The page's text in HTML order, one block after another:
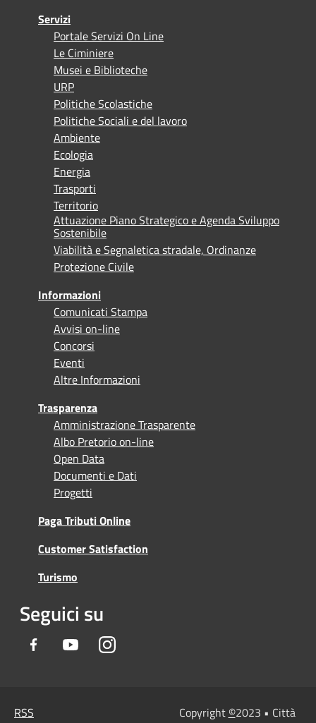
Servizi
Portale Servizi On Line
Le Ciminiere
Musei e Biblioteche
URP
Politiche Scolastiche
Politiche Sociali e del lavoro
Ambiente
Ecologia
Energia
Trasporti
Territorio
Attuazione Piano Strategico e Agenda Sviluppo
Sostenibile
Viabilità e Segnaletica stradale, Ordinanze
Protezione Civile
Informazioni
Comunicati Stampa
Avvisi on-line
Concorsi
Eventi
Altre Informazioni
Trasparenza
Amministrazione Trasparente
Albo Pretorio on-line
Open Data
Documenti e Dati
Progetti
Paga Tributi Online
Customer Satisfaction
Turismo
Seguici su
Facebook YoutubeInstagram
RSS
Copyright ©2023 • Città